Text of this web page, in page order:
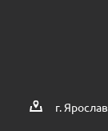
г.